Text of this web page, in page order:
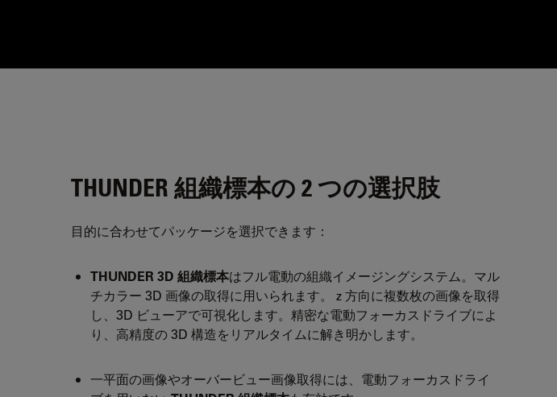
THUNDER 組織標本の 2 つの選択肢
目的に合わせてパッケージを選択できます：
THUNDER 3D 組織標本はフル電動の組織イメージングシステム。マル
チカラー 3D 画像の取得に用いられます。 z 方向に複数枚の画像を取得
し、3D ビューアで可視化します。精密な電動フォーカスドライブによ
り、高精度の 3D 構造をリアルタイムに解き明かします。
一平面の画像やオーバービュー画像取得には、電動フォーカスドライ